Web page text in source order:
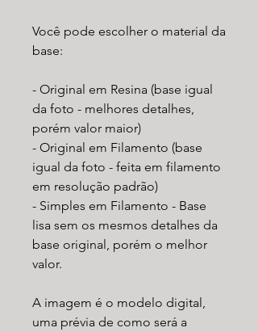
Você pode escolher o material da
base:
- Original em Resina (base igual
da foto - melhores detalhes,
porém valor maior)
- Original em Filamento (base
igual da foto - feita em filamento
em resolução padrão)
- Simples em Filamento - Base
lisa sem os mesmos detalhes da
base original, porém o melhor
valor.
A imagem é o modelo digital,
uma prévia de como será a